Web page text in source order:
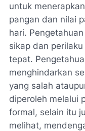
untuk
pangan dan nilai
hari.
sikap dan
tepat.
menghindarkan
yang salah
diperoleh melalui
formal, selain itu
melihat,